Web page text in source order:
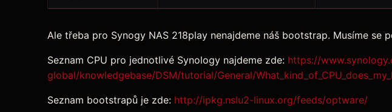
Ale třeba pro Synogy NAS 218play nenajdeme náš bootstrap. Musíme se
Seznam CPU pro jednotlivé Synology najdeme zde: https://
global/knowledgebase/DSM/tutorial/General/
Seznam bootstrapů je zde: http://ipkg.nslu2-linux.org/feeds/optware/